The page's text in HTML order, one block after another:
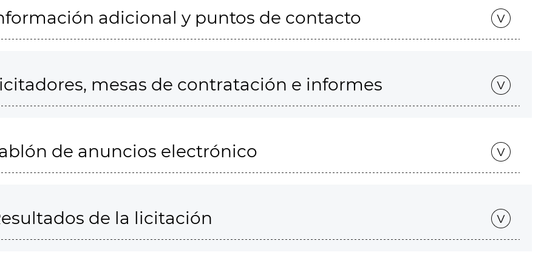
adicional y puntos de contacto
mesas de contratación e informes
de anuncios electrónico
de la licitación